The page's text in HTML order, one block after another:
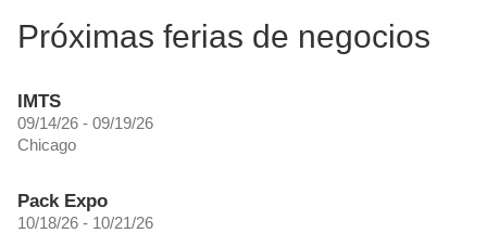
Próximas ferias de negocios
IMTS
09/14/26 - 09/19/26
Chicago
Pack Expo
10/18/26 - 10/21/26